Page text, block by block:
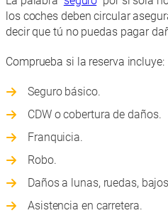
los coches deben circular
decir que tú no puedas pagar
Comprueba si la reserva incluye:
Seguro básico.
CDW o cobertura de daños.
Franquicia.
Robo.
Daños a lunas, ruedas,
Asistencia en carretera.